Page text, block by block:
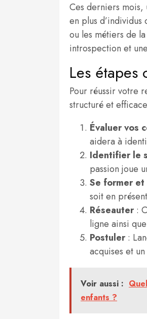
Ces derniers mois,
en plus
ou les métiers de
introspection et
Les étapes
Pour réussir votre
structuré et
Évaluer vos
aidera à
Identifier le
passion joue
Se former
soit en
Réseauter:
ligne ainsi
Postuler:
acquises et
Voir aussi :
enfants ?